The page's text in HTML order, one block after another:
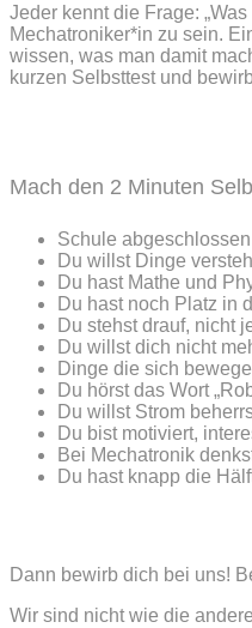
Jeder kennt die Frage:
Mechatroniker*in zu sein.
wissen, was man damit
kurzen Selbsttest und
Mach den 2 Minuten
Schule
Du willst Dinge
Du hast Mathe und
Du hast noch Platz in
Du stehst drauf, nicht
Du willst dich nicht
Dinge die sich
Du hörst das Wort
Du willst Strom
Du bist motiviert,
Bei Mechatronik
Du hast knapp die
Dann bewirb dich bei uns!
Wir sind nicht wie die